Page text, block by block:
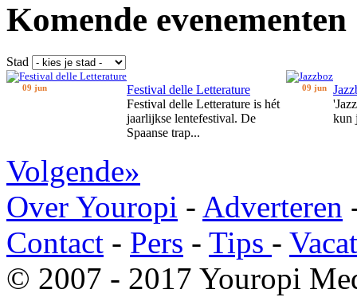
Komende evenementen
Stad
09 jun
Festival delle Letterature
Festival delle Letterature is hét
jaarlijkse lentefestival. De
Spaanse trap...
09 jun
kun
Volgende»
Over Youropi - Adverteren
Contact - Pers - Tips -
© 2007 - 2017 Youropi